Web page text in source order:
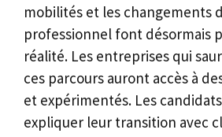
mobilités et les changements
professionnel font désormais
réalité. Les entreprises qui
ces parcours auront accès à
et expérimentés. Les
expliquer leur transition avec